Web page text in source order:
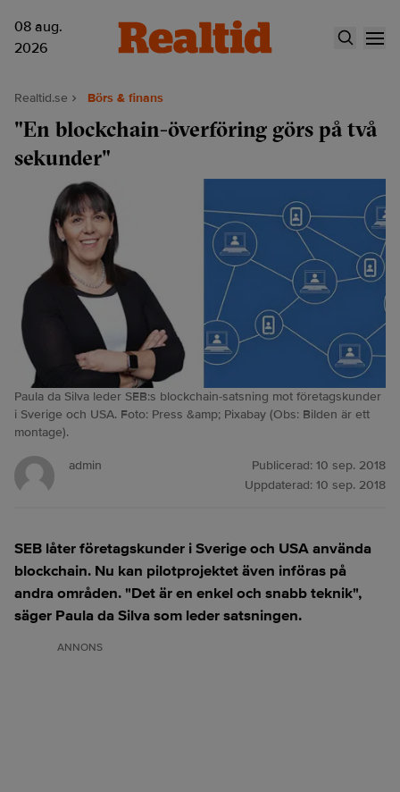
08 aug.
2026
Realtid.se Börs & finans
"En blockchain-överföring görs på två
sekunder"
Paula da Silva leder SEB:s blockchain-satsning mot företagskunder
i Sverige och USA. Foto: Press &amp; Pixabay (Obs: Bilden är ett
montage).
admin Publicerad: 10 sep. 2018
Uppdaterad: 10 sep. 2018
SEB låter företagskunder i Sverige och USA använda
blockchain. Nu kan pilotprojektet även införas på
andra områden. "Det är en enkel och snabb teknik",
säger Paula da Silva som leder satsningen.
ANNONS